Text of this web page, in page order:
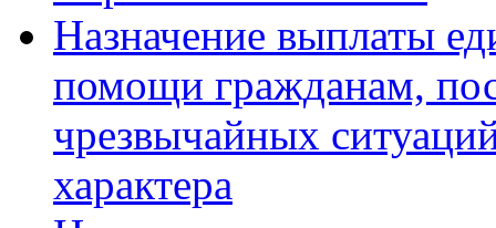
Назначение выплаты
помощи гражданам,
чрезвычайных
характера